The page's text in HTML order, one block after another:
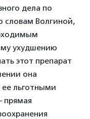
дела по
словам Волгиной,
ухудшению
этот препарат
она
ее льготными
прямая